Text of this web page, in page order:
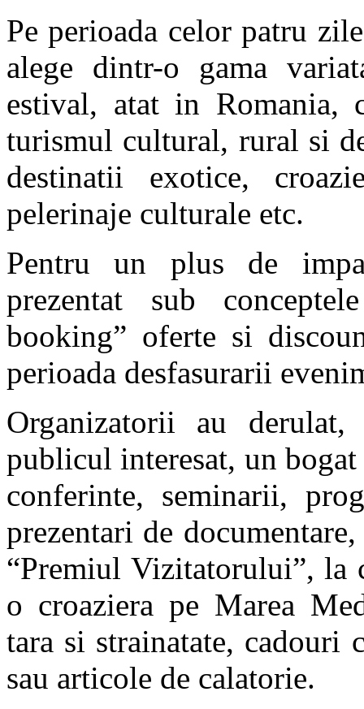
Pe perioada celor patru
alege dintr-o gama
estival, atat in Romania,
turismul cultural, rural si
destinatii exotice,
pelerinaje culturale etc.
Pentru un plus de
prezentat sub
booking” oferte si
perioada desfasurarii
Organizatorii au
publicul interesat, un
conferinte, seminarii,
prezentari de
“Premiul Vizitatorului”, la
o croaziera pe Marea
tara si strainatate, cadouri
sau articole de calatorie.